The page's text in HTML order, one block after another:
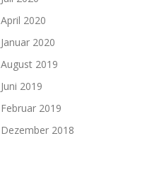
April 2020
Januar 2020
August 2019
Juni 2019
Februar 2019
Dezember 2018